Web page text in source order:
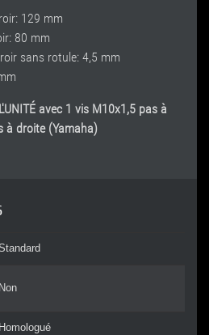
129 mm
80 mm
sans rotule: 4,5 mm
avec 1 vis M10x1,5 pas à
à droite (Yamaha)
Non
Homologué